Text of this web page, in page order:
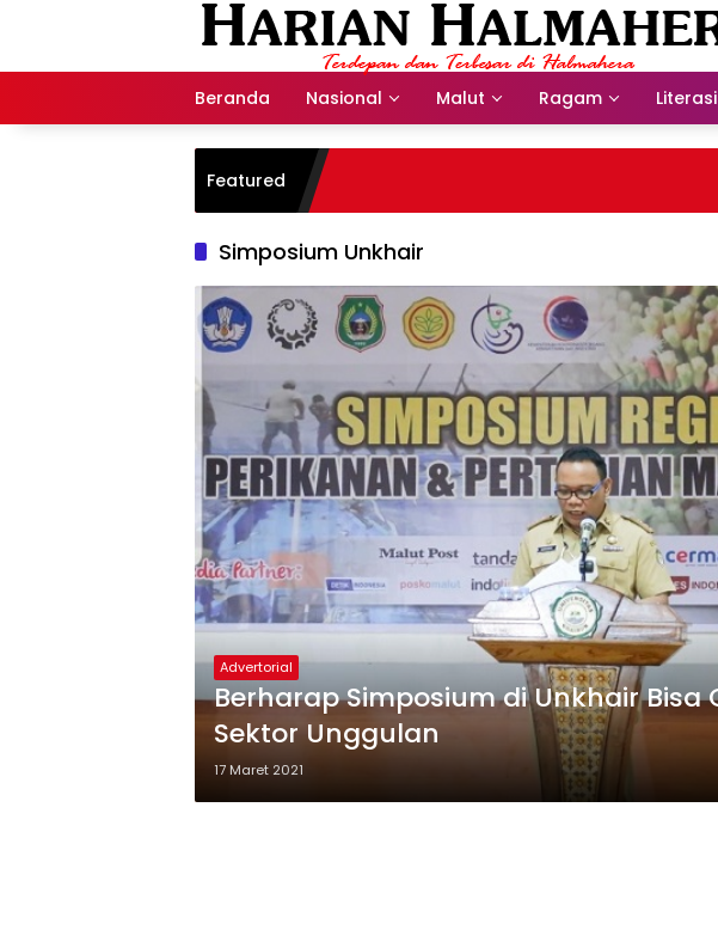
Beranda Nasional Malut Ragam Literasi
Featured
Simposium Unkhair
Advertorial
Berharap Simposium di Unkhair Bisa Optimalkan Dua
Sektor Unggulan
17 Maret 2021